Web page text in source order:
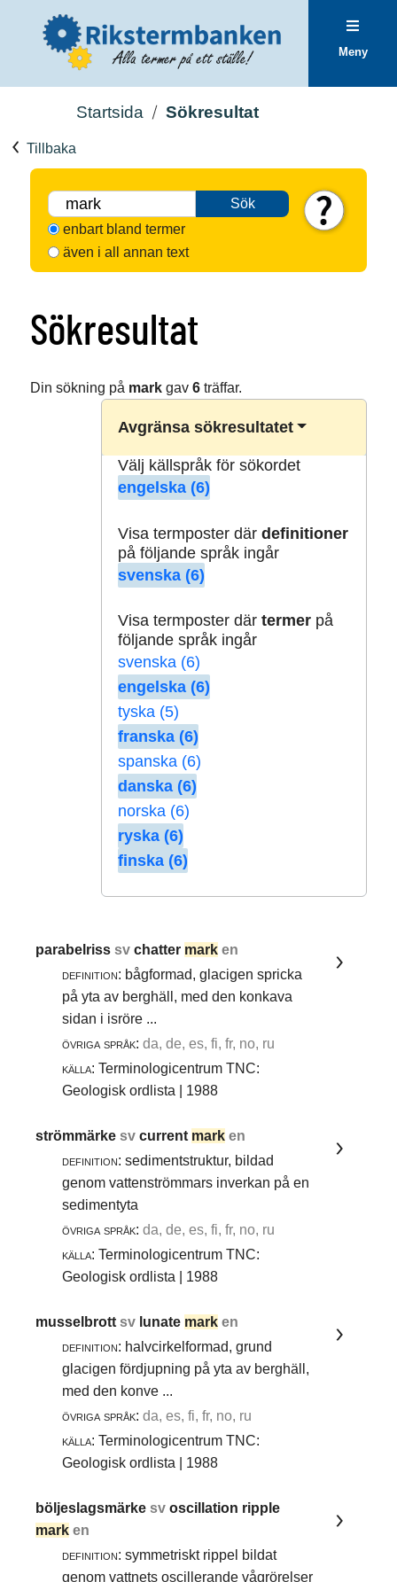
Meny
Startsida Sökresultat
Tillbaka
Sök
enbart bland termer
även i all annan text
Sökresultat
Din sökning på markgav 6träffar.
Avgränsa sökresultatet
Välj källspråk för sökordet
engelska (6)
Visa termposter där definitioner
på följande språk ingår
svenska (6)
Visa termposter där termerpå
följande språk ingår
svenska (6)
engelska (6)
tyska (5)
franska (6)
spanska (6)
danska (6)
norska (6)
ryska (6)
finska (6)
parabelrisssvchatter mark en
definition: bågformad, glacigen spricka
på yta av berghäll, med den konkava
sidan i isröre ...
övriga språk: da, de, es, fi, fr, no, ru
källa: Terminologicentrum TNC:
Geologisk ordlista | 1988
strömmärkesvcurrent mark en
definition: sedimentstruktur, bildad
genom vattenströmmars inverkan på en
sedimentyta
övriga språk: da, de, es, fi, fr, no, ru
källa: Terminologicentrum TNC:
Geologisk ordlista | 1988
musselbrottsv lunate mark en
definition: halvcirkelformad, grund
glacigen fördjupning på yta av berghäll,
med den konve ...
övriga språk: da, es, fi, fr, no, ru
källa: Terminologicentrum TNC:
Geologisk ordlista | 1988
böljeslagsmärkesvoscillation ripple
mark en
definition: symmetriskt rippel bildat
genom vattnets oscillerande vågrörelser